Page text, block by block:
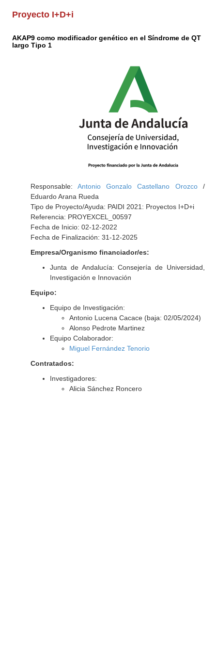
Proyecto I+D+i
AKAP9 como modificador genético en el Síndrome de QT
largo Tipo 1
Responsable:Antonio Gonzalo Castellano Orozco/
Eduardo Arana Rueda
Tipo de Proyecto/Ayuda: PAIDI 2021: Proyectos I+D+i
Referencia: PROYEXCEL_00597
Fecha de Inicio: 02-12-2022
Fecha de Finalización: 31-12-2025
Empresa/Organismo financiador/es:
Junta de Andalucía: Consejería de Universidad,
Investigación e Innovación
Equipo:
Equipo de Investigación:
Antonio Lucena Cacace (baja: 02/05/2024)
Alonso Pedrote Martinez
Equipo Colaborador:
Miguel Fernández Tenorio
Contratados:
Investigadores:
Alicia Sánchez Roncero